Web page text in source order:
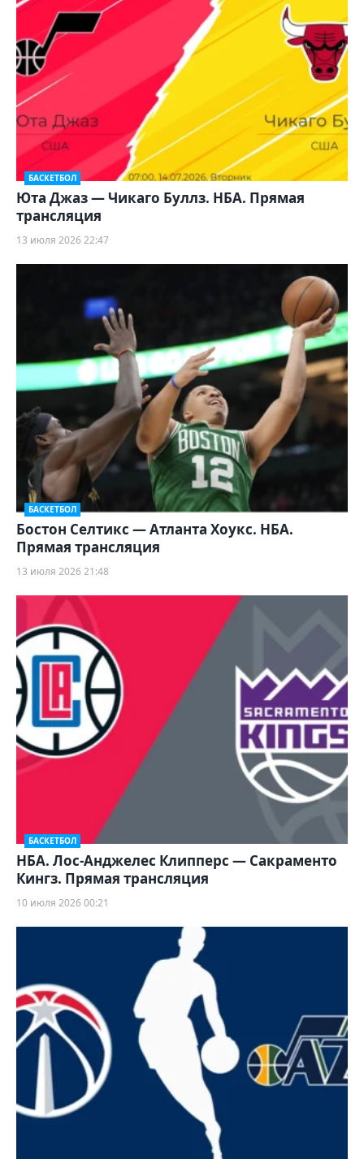
БАСКЕТБОЛ
Юта Джаз — Чикаго Буллз. НБА. Прямая
трансляция
13 июля 2026 22:47
БАСКЕТБОЛ
Бостон Селтикс — Атланта Хоукс. НБА.
Прямая трансляция
13 июля 2026 21:48
БАСКЕТБОЛ
НБА. Лос-Анджелес Клипперс — Сакраменто
Кингз. Прямая трансляция
10 июля 2026 00:21